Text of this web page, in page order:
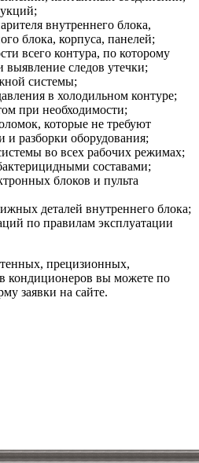
внутреннего блока,
блока, корпуса, панелей;
всего контура, по которому
выявление следов утечки;
системы;
в холодильном контуре;
при необходимости;
которые не требуют
и разборки оборудования;
во всех рабочих режимах;
составами;
блоков и пульта
деталей внутреннего блока;
по правилам эксплуатации
прецизионных,
кондиционеров вы можете по
заявки на сайте.